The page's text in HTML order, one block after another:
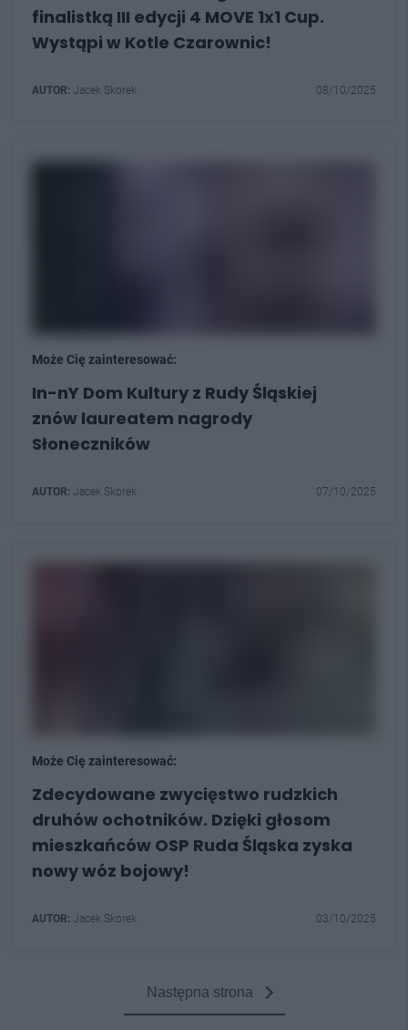
finalistką III edycji 4 MOVE 1x1 Cup.
Wystąpi w Kotle Czarownic!
AUTOR: Jacek Skorek 08/10/2025
Może Cię zainteresować:
In-nY Dom Kultury z Rudy Śląskiej
znów laureatem nagrody
Słoneczników
AUTOR: Jacek Skorek 07/10/2025
Może Cię zainteresować:
Zdecydowane zwycięstwo rudzkich
druhów ochotników. Dzięki głosom
mieszkańców OSP Ruda Śląska zyska
nowy wóz bojowy!
AUTOR: Jacek Skorek 03/10/2025
Następna strona